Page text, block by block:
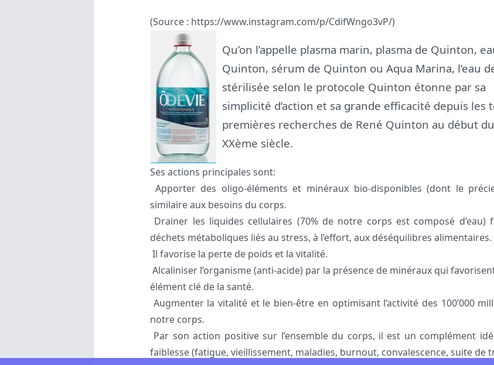
(Source : https://www.instagram.com/p/CdifWngo3vP/)
Qu’on l’appelle plasma marin, plasma de Quinton,
Quinton, sérum de Quinton ou Aqua Marina, l’eau
stérilisée selon le protocole Quinton étonne par sa
simplicité d’action et sa grande efficacité depuis les
premières recherches de René Quinton au début du
XXème siècle.
Ses actions principales sont:
Apporter des oligo-éléments et minéraux bio-disponibles (dont le
similaire aux besoins du corps.
Drainer les liquides cellulaires (70% de notre corps est composé d’eau)
déchets métaboliques liés au stress, à l’effort, aux déséquilibres alimentaires.
Il favorise la perte de poids et la vitalité.
Alcaliniser l’organisme (anti-acide) par la présence de minéraux qui
élément clé de la santé.
Augmenter la vitalité et le bien-être en optimisant l’activité des 100’000
notre corps.
Par son action positive sur l’ensemble du corps, il est un complément
faiblesse (fatigue, vieillissement, maladies, burnout, convalescence, suite de